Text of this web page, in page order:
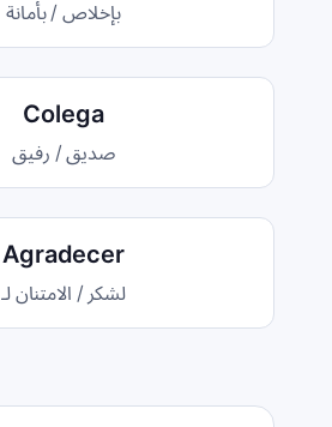
بإخلاص / بأمانة
Colega
صديق / رفيق
Agradecer
لشكر / الامتنان لـ